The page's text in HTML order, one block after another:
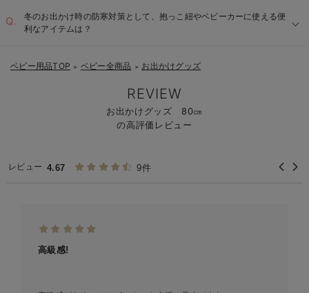
冬のお出かけ時の防寒対策として、抱っこ紐やベビーカーに使える便
利なアイテムは？
ベビー用品TOP ＞ ベビー全商品 ＞ お出かけグッズ
REVIEW
お出かけグッズ 80㎝
の高評価レビュー
レビュー 4.67 9件
高級感!